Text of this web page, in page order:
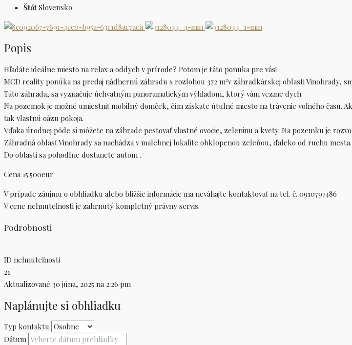
Štát Slovensko
Popis
Hľadáte ideálne miesto na relax a oddych v prírode? Potom je táto ponuka pre vás!
MCD reality ponúka na predaj nádhernú záhradu s rozlohou 372 m²v záhradkárskej oblasti Vinohrady,
Táto záhrada, sa vyznačuje úchvatným panoramatickým výhľadom, ktorý vám vezme dych.
Na pozemok je možné umiestniť mobilný domček, čím získate útulné miesto na trávenie voľného času.
tak vlastnú oázu pokoja.
Vďaka úrodnej pôde si môžete na záhrade pestovať vlastné ovocie, zeleninu a kvety. Na pozemku je
Záhradná oblasť Vinohrady sa nachádza v malebnej lokalite obklopenou zeleňou, ďaleko od ruchu mesta.
Do oblasti sa pohodlne dostanete autom .
Cena 15.500eur
V prípade záujmu o obhliadku alebo bližšie informácie ma neváhajte kontaktovať na tel. č. 0910797486
V cene nehnuteľnosti je zahrnutý kompletný právny servis.
Podrobnosti
ID nehnuteľnosti
21
Aktualizované 30 júna, 2025 na 2:26 pm
Naplánujte si obhliadku
Typ kontaktu
Dátum